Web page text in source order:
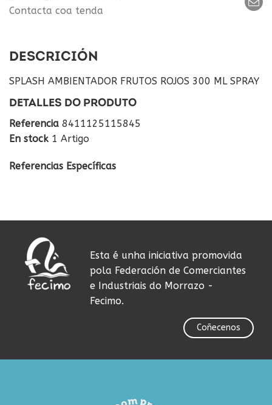
Contacta coa tenda
DESCRICIÓN
SPLASH AMBIENTADOR FRUTOS ROJOS 300 ML SPRAY
DETALLES DO PRODUTO
Referencia 8411125115845
En stock 1 Artigo
Referencias Específicas
Esta é unha iniciativa promovida
pola Federación de Comerciantes
e Industriais do Morrazo -
Fecimo.
Coñecenos